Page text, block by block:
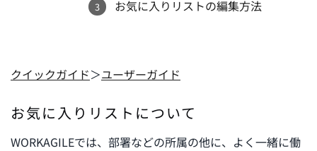
お気に入りリストの編集方法
クイックガイド＞ユーザーガイド
お気に入りリストについて
WORKAGILEでは、部署などの所属の他に、よく一緒に働